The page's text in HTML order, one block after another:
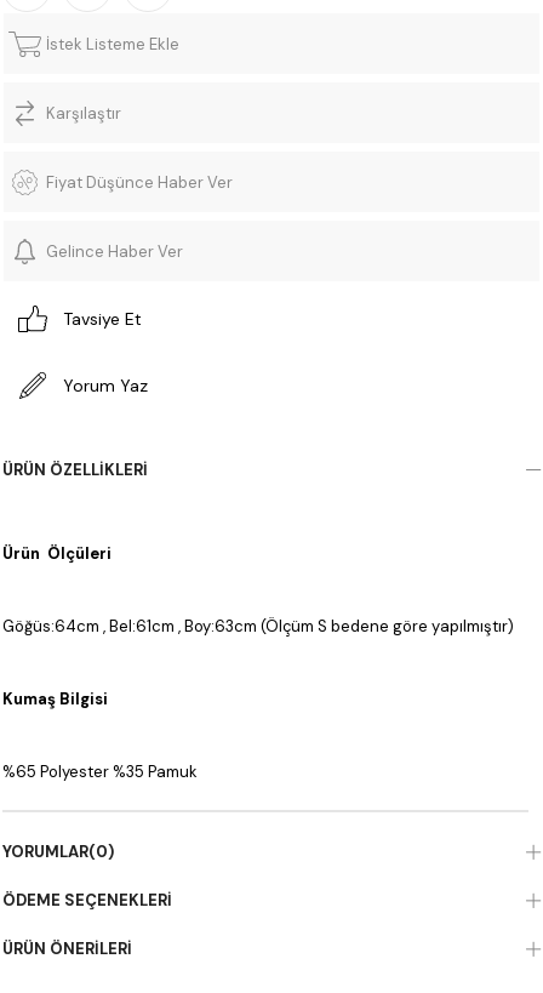
İstek Listeme Ekle
Karşılaştır
Fiyat Düşünce Haber Ver
Gelince Haber Ver
Tavsiye Et
Yorum Yaz
ÜRÜN ÖZELLIKLERI
Ürün Ölçüleri
Göğüs:64cm , Bel:61cm , Boy:63cm (Ölçüm S bedene göre yapılmıştır)
Kumaş Bilgisi
%65 Polyester %35 Pamuk
YORUMLAR(0)
ÖDEME SEÇENEKLERI
ÜRÜN ÖNERILERI